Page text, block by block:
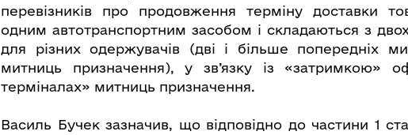
перевізників про продовження терміну доставки
одним автотранспортним засобом і складаються з двох
для різних одержувачів (дві і більше попередніх
митниць призначення), у зв’язку із «затримкою»
терміналах» митниць призначення.
Василь Бучек зазначив, що відповідно до частини 1